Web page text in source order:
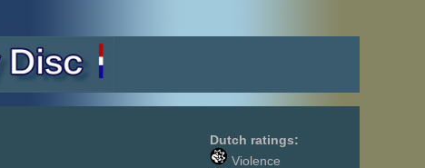
Dutch ratings:
Violence